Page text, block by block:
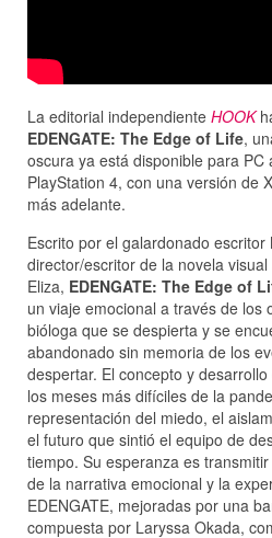
La editorial independiente HOOK
EDENGATE: The Edge of Life,
oscura ya está disponible para PC
PlayStation 4, con una versión de
más adelante.
Escrito por el galardonado escritor
director/escritor de la novela
Eliza, EDENGATE: The Edge of
un viaje emocional a través de los
bióloga que se despierta y se
abandonado sin memoria de los
despertar. El concepto y
los meses más difíciles de la
representación del miedo, el
el futuro que sintió el equipo de
tiempo. Su esperanza es
de la narrativa emocional y la
EDENGATE, mejoradas por una
compuesta por Laryssa Okada,